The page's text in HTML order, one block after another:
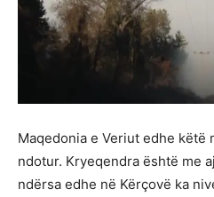
Maqedonia e Veriut edhe këtë
ndotur. Kryeqendra është me
ndërsa edhe në Kërçovë ka